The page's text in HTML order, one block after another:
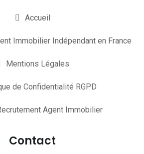
Accueil
Immobilier Indépendant en France
Mentions Légales
de Confidentialité RGPD
Agent Immobilier
Contact